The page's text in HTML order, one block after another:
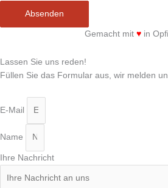
Absenden
Gemacht mit ♥ in
Lassen Sie uns reden!
Füllen Sie das Formular aus, wir melden
E-Mail
Name
Ihre Nachricht